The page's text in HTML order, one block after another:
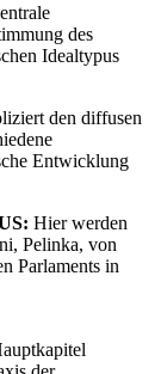
des
Idealtypus
den diffusen
Entwicklung
Hier werden
Pelinka, von
Parlaments in